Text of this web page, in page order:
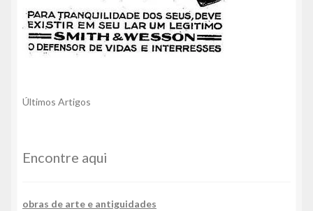
Últimos Artigos
Encontre aqui
obras de arte e antiguidades